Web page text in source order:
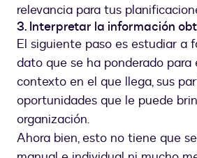
relevancia para tus
3. Interpretar la información
El siguiente paso es estudiar a
dato que se ha ponderado para
contexto en el que llega, sus
oportunidades que le puede
organización.
Ahora bien, esto no tiene que